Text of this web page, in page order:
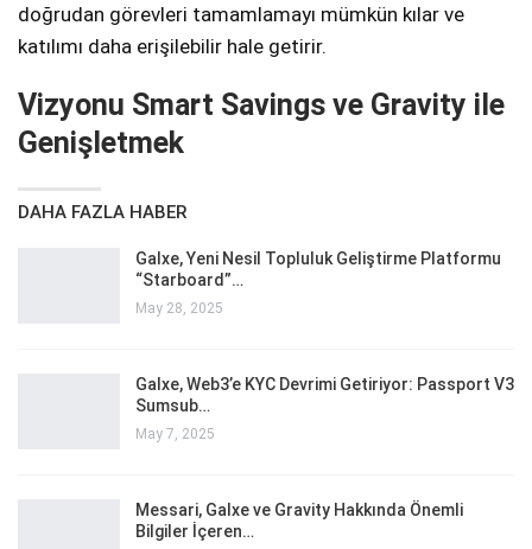
doğrudan görevleri tamamlamayı mümkün kılar ve
katılımı daha erişilebilir hale getirir.
Vizyonu Smart Savings ve Gravity ile
Genişletmek
DAHA FAZLA HABER
Galxe, Yeni Nesil Topluluk Geliştirme Platformu
“Starboard”…
May 28, 2025
Galxe, Web3’e KYC Devrimi Getiriyor: Passport V3
Sumsub…
May 7, 2025
Messari, Galxe ve Gravity Hakkında Önemli
Bilgiler İçeren…